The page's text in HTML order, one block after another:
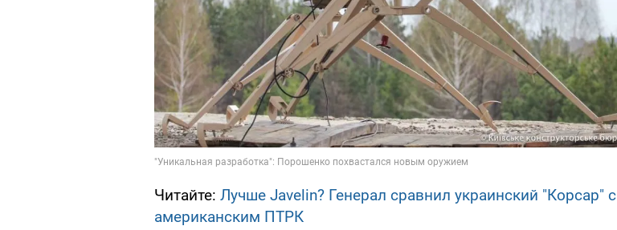
Читайте: Лучше Javelin? Генерал сравнил украинский "Корсар" с
американским ПТРК